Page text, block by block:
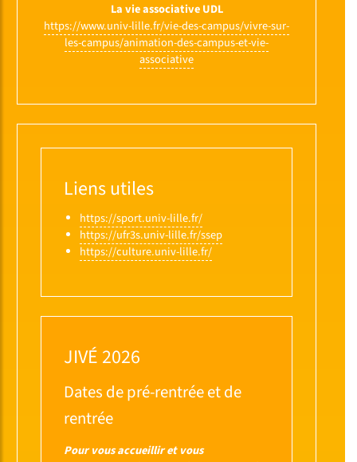
La vie associative UDL
https://www.univ-lille.fr/vie-des-campus/vivre-sur-
les-campus/animation-des-campus-et-vie-
associative
Liens utiles
https://sport.univ-lille.fr/
https://ufr3s.univ-lille.fr/ssep
https://culture.univ-lille.fr/
JIVÉ 2026
Dates de pré-rentrée et de
rentrée
Pour vous accueillir et vous